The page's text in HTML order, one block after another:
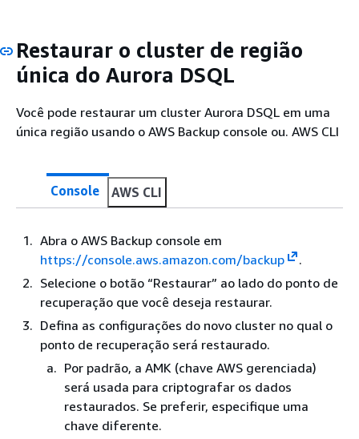
Restaurar o cluster de região
única do Aurora DSQL
Você pode restaurar um cluster Aurora DSQL em uma
única região usando o AWS Backup console ou. AWS CLI
Console AWS CLI
Abra o AWS Backup console em
https://console.aws.amazon.com/backup
.
Selecione o botão “Restaurar” ao lado do ponto de
recuperação que você deseja restaurar.
Defina as configurações do novo cluster no qual o
ponto de recuperação será restaurado.
Por padrão, a AMK (chave AWS gerenciada)
será usada para criptografar os dados
restaurados. Se preferir, especifique uma
chave diferente.